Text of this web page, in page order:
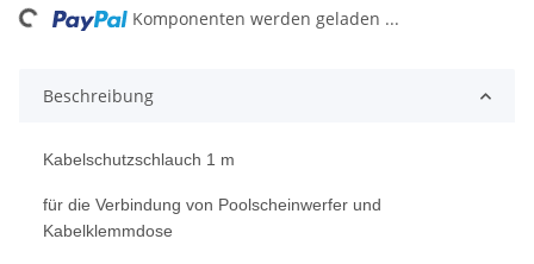
Komponenten werden geladen ...
Beschreibung
Kabelschutzschlauch 1 m
für die Verbindung von Poolscheinwerfer und
Kabelklemmdose